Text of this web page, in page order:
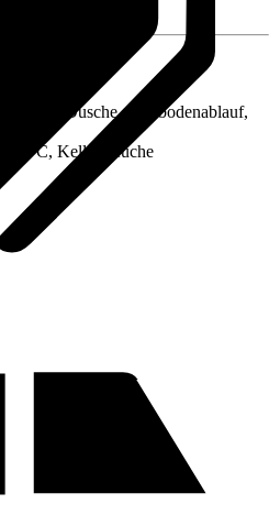
Dusche, Fussbodenablauf,
WC, Keller, Küche